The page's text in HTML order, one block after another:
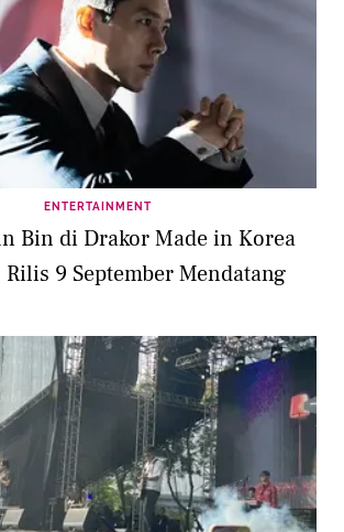
ENTERTAINMENT
Bin di Drakor Made in Korea
Rilis 9 September Mendatang